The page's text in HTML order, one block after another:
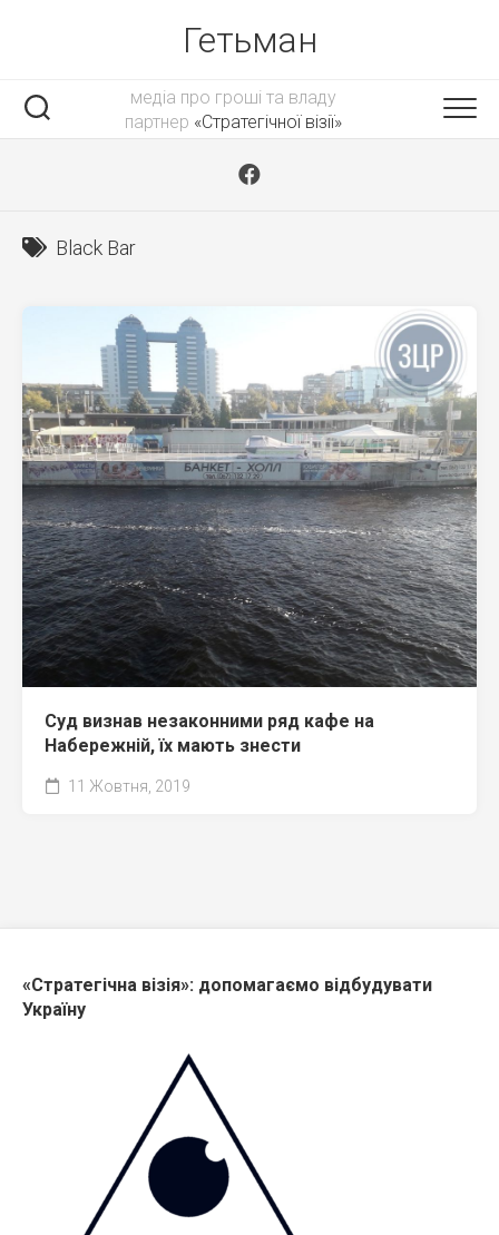
Гетьман
медіа про гроші та владу
партнер «Стратегічної візії»
Black Bar
Суд визнав незаконними ряд кафе на
Набережній, їх мають знести
11 Жовтня, 2019
«Стратегічна візія»: допомагаємо відбудувати
Україну